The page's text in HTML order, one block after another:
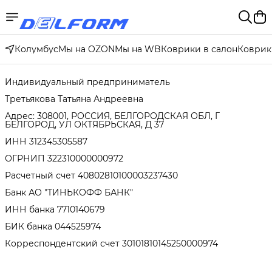
КолумбусМы на OZONМы на WBКоврики в салон
Индивидуальный предприниматель
Третьякова Татьяна Андреевна
Адрес: 308001, РОССИЯ, БЕЛГОРОДСКАЯ ОБЛ, Г
БЕЛГОРОД, УЛ ОКТЯБРЬСКАЯ, Д 37
ИНН 312345305587
ОГРНИП 322310000000972
Расчетный счет 40802810100003237430
Банк АО "ТИНЬКОФФ БАНК"
ИНН банка 7710140679
БИК банка 044525974
Корреспондентский счет 30101810145250000974